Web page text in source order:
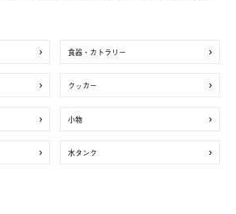
食器・カトラリー
クッカー
小物
水タンク